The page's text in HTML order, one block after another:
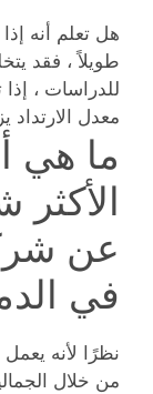
هل تعلم أنه
طويلاً ، فقد
معدل الارتداد يزيد
ما هي
عن
في
نظرًا لأنه يعمل
من خلال